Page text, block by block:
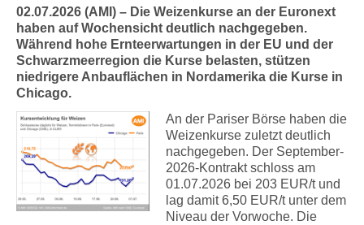
02.07.2026 (AMI) – Die Weizenkurse an der Euronext
haben auf Wochensicht deutlich nachgegeben.
Während hohe Ernteerwartungen in der EU und der
Schwarzmeerregion die Kurse belasten, stützen
niedrigere Anbauflächen in Nordamerika die Kurse in
Chicago.
An der Pariser Börse haben die
Weizenkurse zuletzt deutlich
nachgegeben. Der September-
2026-Kontrakt schloss am
01.07.2026 bei 203 EUR/t und
lag damit 6,50 EUR/t unter dem
Niveau der Vorwoche. Die